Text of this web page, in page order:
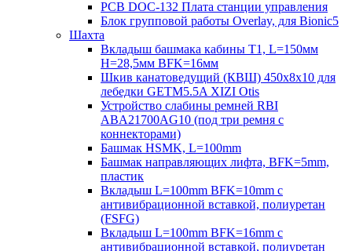
PCB DOC-132 Плата станции управления
Блок групповой работы Overlay, для Bionic5
Шахта
Вкладыш башмака кабины T1, L=150мм
H=28,5мм BFK=16мм
Шкив канатоведущий (КВШ) 450х8х10 для
лебедки GETM5.5A XIZI Otis
Устройство слабины ремней RBI
ABA21700AG10 (под три ремня с
коннекторами)
Башмак HSMK, L=100mm
Башмак направляющих лифта, BFK=5mm,
пластик
Вкладыш L=100mm BFK=10mm с
антивибрационной вставкой, полиуретан
(FSFG)
Вкладыш L=100mm BFK=16mm с
антивибрационной вставкой, полиуретан